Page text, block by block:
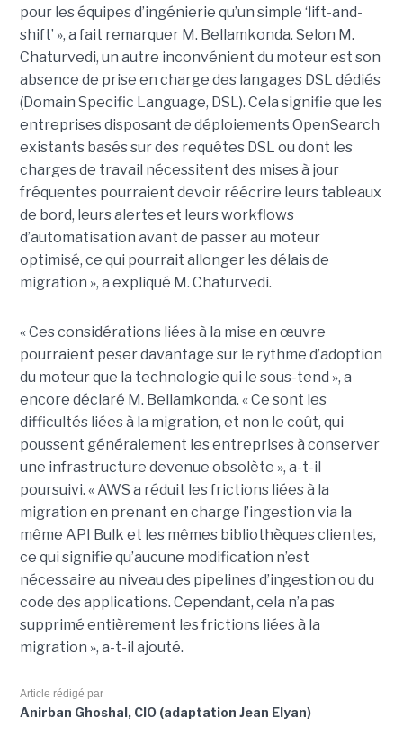
pour les équipes d’ingénierie qu’un simple ‘lift-and-
shift’ », a fait remarquer M. Bellamkonda. Selon M.
Chaturvedi, un autre inconvénient du moteur est son
absence de prise en charge des langages DSL dédiés
(Domain Specific Language, DSL). Cela signifie que les
entreprises disposant de déploiements OpenSearch
existants basés sur des requêtes DSL ou dont les
charges de travail nécessitent des mises à jour
fréquentes pourraient devoir réécrire leurs tableaux
de bord, leurs alertes et leurs workflows
d’automatisation avant de passer au moteur
optimisé, ce qui pourrait allonger les délais de
migration », a expliqué M. Chaturvedi.
« Ces considérations liées à la mise en œuvre
pourraient peser davantage sur le rythme d’adoption
du moteur que la technologie qui le sous-tend », a
encore déclaré M. Bellamkonda. « Ce sont les
difficultés liées à la migration, et non le coût, qui
poussent généralement les entreprises à conserver
une infrastructure devenue obsolète », a-t-il
poursuivi. « AWS a réduit les frictions liées à la
migration en prenant en charge l’ingestion via la
même API Bulk et les mêmes bibliothèques clientes,
ce qui signifie qu’aucune modification n’est
nécessaire au niveau des pipelines d’ingestion ou du
code des applications. Cependant, cela n’a pas
supprimé entièrement les frictions liées à la
migration », a-t-il ajouté.
Article rédigé par
Anirban Ghoshal, CIO (adaptation Jean Elyan)